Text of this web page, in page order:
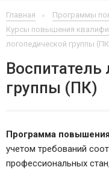
Главная
Программы
Курсы повышения
логопедической группы
Воспитатель
группы (ПК)
Программа
учетом требований
профессиональных